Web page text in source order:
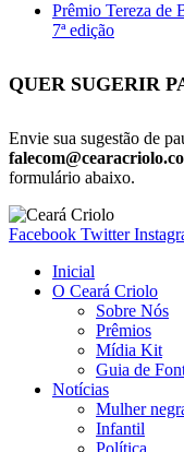
Prêmio Tereza de
7ª edição
QUER SUGERIR
Envie sua sugestão de
formulário abaixo.
Facebook Twitter
Inicial
O Ceará Criolo
Sobre Nós
Prêmios
Mídia Kit
Guia de
Notícias
Mulher
Infantil
Política